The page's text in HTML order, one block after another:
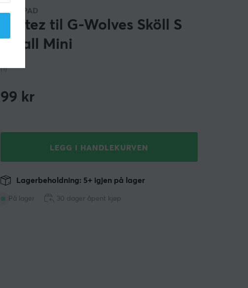
COREPAD
Skatez til G-Wolves Sköll S
Small Mini
(1)
99 kr
LEGG I HANDLEKURVEN
På lager
Lagerbeholdning: 5+ igjen på lager
30 dager åpent kjøp